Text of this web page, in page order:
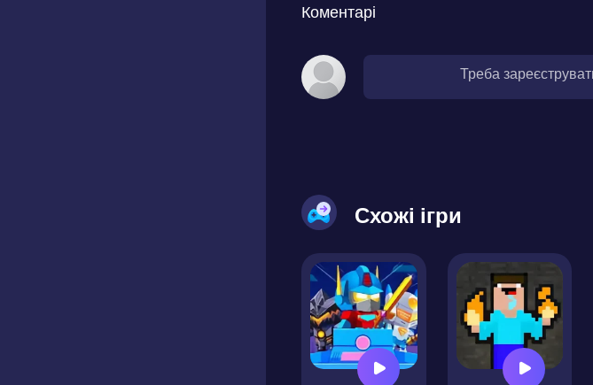
Коментарі
Треба
Схожі ігри